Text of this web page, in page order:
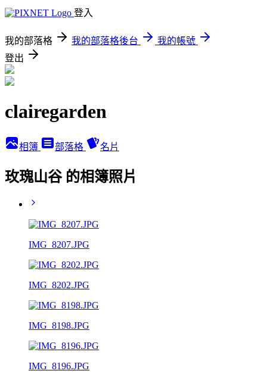
登入
我的部落格 我的部落格後台
我的帳號
登出
clairegarden
相簿 部落格 名片
玫瑰山谷 的相簿照片
IMG_8207.JPG
IMG_8202.JPG
IMG_8198.JPG
IMG_8196.JPG